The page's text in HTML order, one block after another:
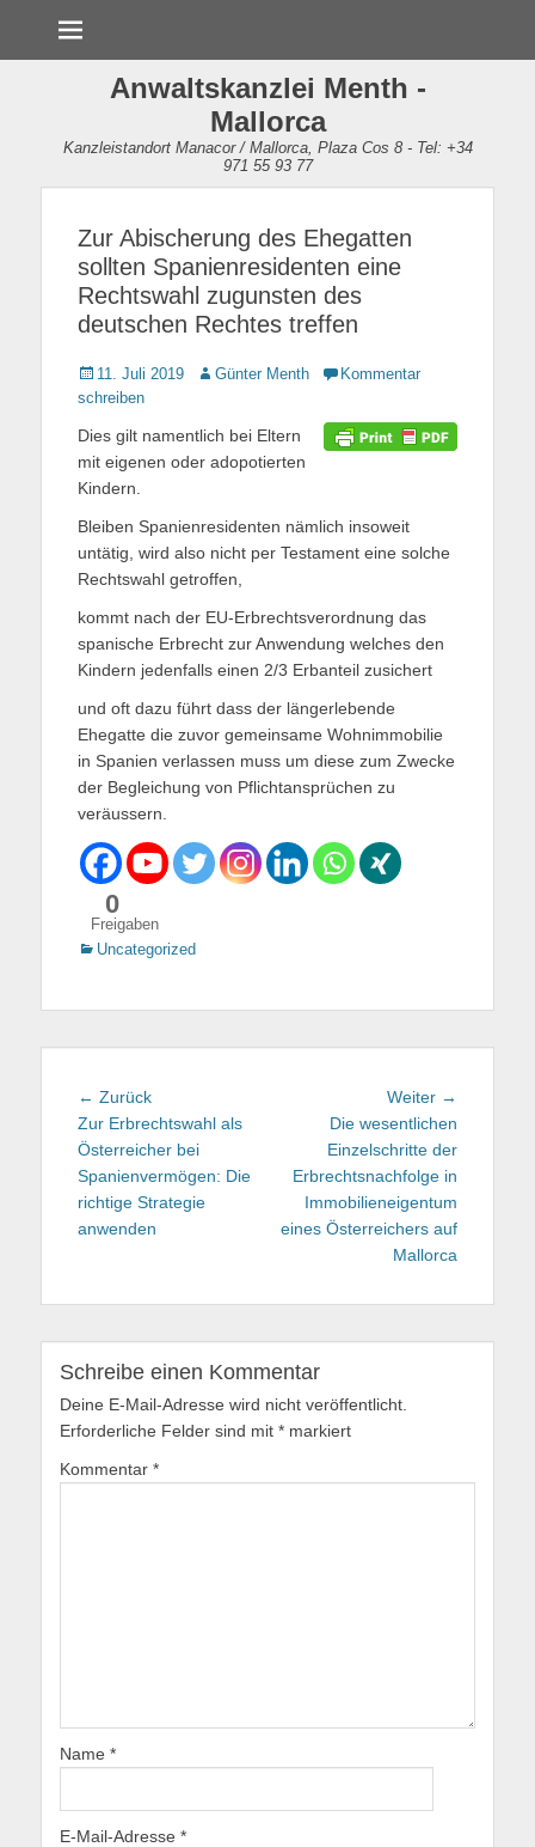
Anwaltskanzlei Menth -
Mallorca
Kanzleistandort Manacor / Mallorca, Plaza Cos 8 - Tel: +34
971 55 93 77
Zur Abischerung des Ehegatten
sollten Spanienresidenten eine
Rechtswahl zugunsten des
deutschen Rechtes treffen
Gepostet
am
11. Juli 2019 AutorGünter Menth
Kommentar
schreiben
Dies gilt namentlich bei Eltern
mit eigenen oder adopotierten
Kindern.
Bleiben Spanienresidenten nämlich insoweit
untätig, wird also nicht per Testament eine solche
Rechtswahl getroffen,
kommt nach der EU-Erbrechtsverordnung das
spanische Erbrecht zur Anwendung welches den
Kindern jedenfalls einen 2/3 Erbanteil zusichert
und oft dazu führt dass der längerlebende
Ehegatte die zuvor gemeinsame Wohnimmobilie
in Spanien verlassen muss um diese zum Zwecke
der Begleichung von Pflichtansprüchen zu
veräussern.
0
Freigaben
Kategorien
Uncategorized
Beitragsnavigation
← Zurück
Beitrag:
Zur Erbrechtswahl als
Österreicher bei
Spanienvermögen: Die
richtige Strategie
anwenden
Weiter →
Die wesentlichen
Einzelschritte der
Erbrechtsnachfolge in
Immobilieneigentum
eines Österreichers auf
Mallorca
Schreibe einen Kommentar
Deine E-Mail-Adresse wird nicht veröffentlicht.
Erforderliche Felder sind mit * markiert
Kommentar *
Name *
E-Mail-Adresse *